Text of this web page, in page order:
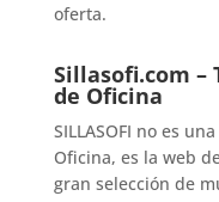
oferta.
Sillasofi.com –
de Oficina
SILLASOFI no es
Oficina, es la web
gran selección de